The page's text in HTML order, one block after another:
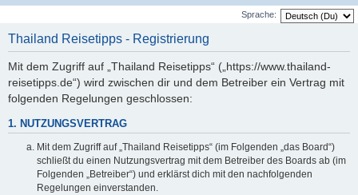
Sprache:
Thailand Reisetipps - Registrierung
Mit dem Zugriff auf „Thailand Reisetipps“ („https://www.thailand-
reisetipps.de“) wird zwischen dir und dem Betreiber ein Vertrag mit
folgenden Regelungen geschlossen:
1. NUTZUNGSVERTRAG
Mit dem Zugriff auf „Thailand Reisetipps“ (im Folgenden „das Board“)
schließt du einen Nutzungsvertrag mit dem Betreiber des Boards ab (im
Folgenden „Betreiber“) und erklärst dich mit den nachfolgenden
Regelungen einverstanden.